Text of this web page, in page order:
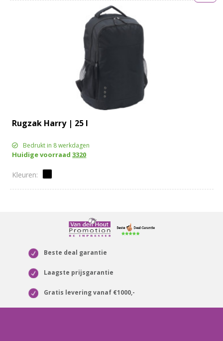
Rugzak Harry | 25 l
Bedrukt in 8 werkdagen
Huidige voorraad3320
Beste deal garantie
Laagste prijsgarantie
Gratis levering vanaf €1000,-